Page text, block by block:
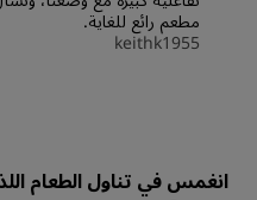
مطعم رائع للغاية.
keithk1955